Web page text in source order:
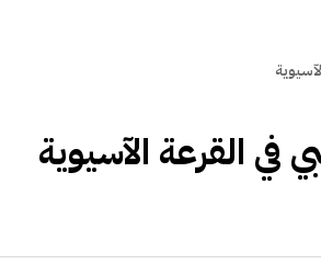
في القرعة الآسيوية